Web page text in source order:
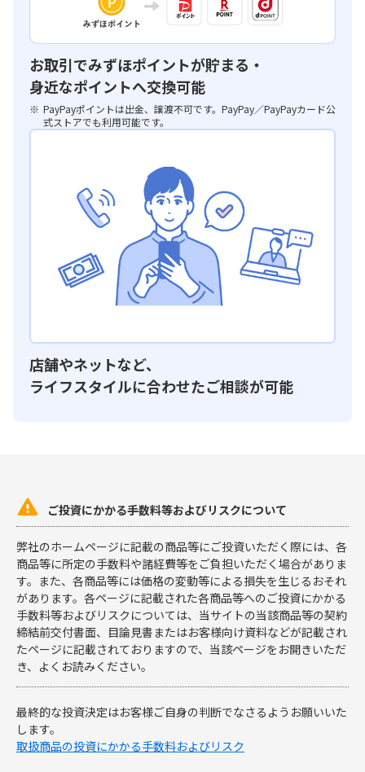
お取引でみずほポイントが貯まる・
身近なポイントへ交換可能
PayPayポイントは出金、譲渡不可です。PayPay／PayPayカード公
式ストアでも利用可能です。
店舗やネットなど、
ライフスタイルに合わせたご相談が可能
 ご投資にかかる手数料等およびリスクについて
弊社のホームページに記載の商品等にご投資いただく際には、各
商品等に所定の手数料や諸経費等をご負担いただく場合がありま
す。また、各商品等には価格の変動等による損失を生じるおそれ
があります。各ページに記載された各商品等へのご投資にかかる
手数料等およびリスクについては、当サイトの当該商品等の契約
締結前交付書面、目論見書またはお客様向け資料などが記載され
たページに記載されておりますので、当該ページをお開きいただ
き、よくお読みください。
最終的な投資決定はお客様ご自身の判断でなさるようお願いいた
します。
取扱商品の投資にかかる手数料およびリスク